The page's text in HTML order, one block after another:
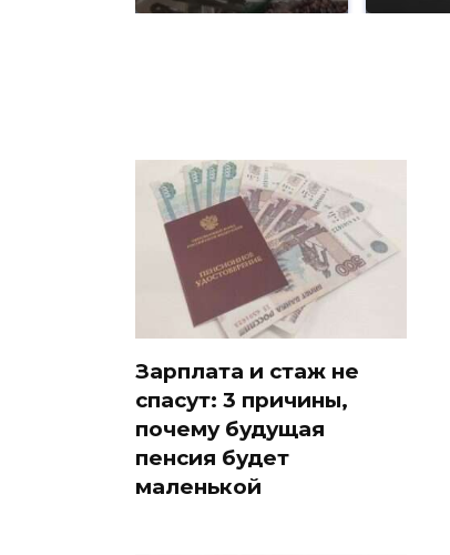
Зарплата и стаж не
спасут: 3 причины,
почему будущая
пенсия будет
маленькой